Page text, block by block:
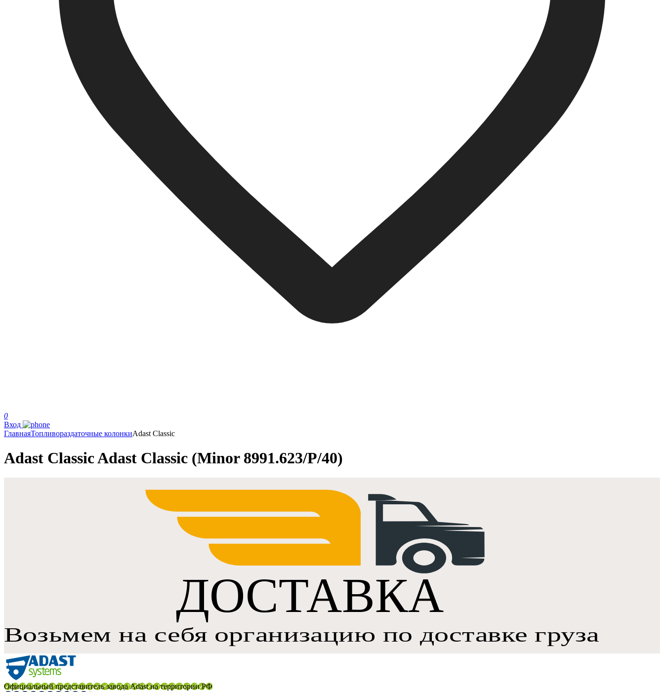
0
Вход
ГлавнаяТопливораздаточные колонкиAdast Classic
Adast Classic Adast Classic (Minor 8991.623/P/40)
Официальный представитель завода Adast на территории РФ